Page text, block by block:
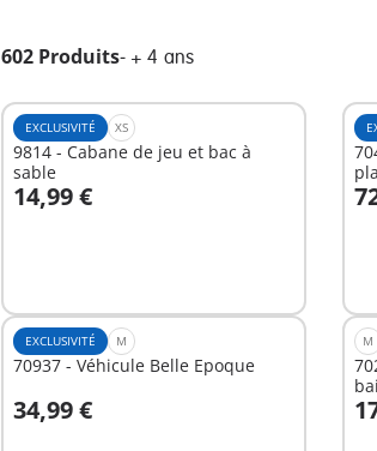
602 Produits- + 4 ans
EXCLUSIVITÉ XS
9814 - Cabane de jeu et bac à
sable
14,99 €
Au panier
EXCLUSIVITÉ M
70937 - Véhicule Belle Epoque
34,99 €
Au panier
M